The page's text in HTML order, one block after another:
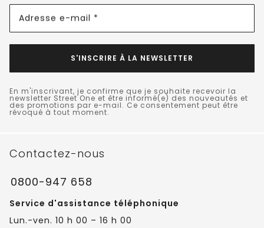
Adresse e-mail *
S'INSCRIRE À LA NEWSLETTER
En m'inscrivant, je confirme que je souhaite recevoir la
newsletter Street One et être informé(e) des nouveautés et
des promotions par e-mail. Ce consentement peut être
révoqué à tout moment.
Contactez-nous
0800-947 658
Service d'assistance téléphonique
Lun.-ven. 10 h 00 – 16 h 00